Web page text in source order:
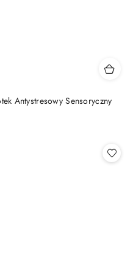
Antystresowy Sensoryczny